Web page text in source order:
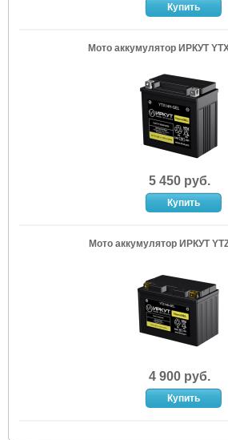
Мото аккумулятор ИРКУТ
5 450 руб.
Мото аккумулятор ИРКУТ
4 900 руб.